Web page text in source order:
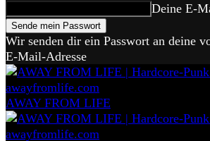
Deine E-
Wir senden dir ein Passwort an deine
E-Mail-Adresse
AWAY FROM LIFE